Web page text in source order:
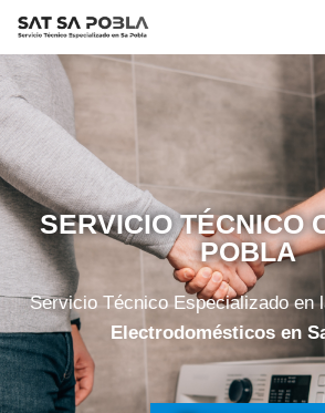
Saltar
al
contenido
SERVICIO TÉCNICO
POBLA
Servicio Técnico Especializado en
Electrodomésticos en